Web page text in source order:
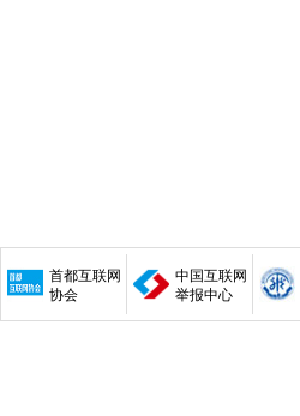
首都互联网
协会
中国互联网
举报中心